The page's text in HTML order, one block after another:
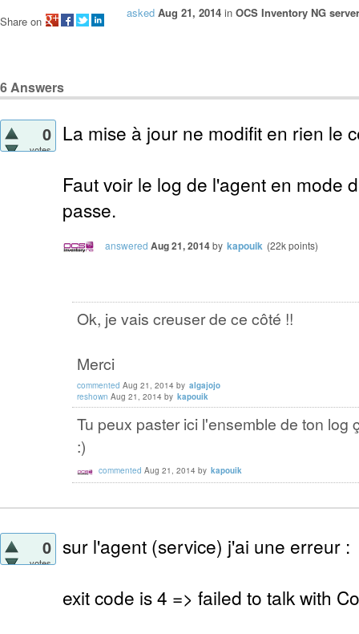
asked Aug 21, 2014 in OCS Inventory NG
Share on
6Answers
0
votes
La mise à jour ne modifit en rien le
Faut voir le log de l'agent en mode
passe.
answered Aug 21, 2014by kapouik (22kpoints)
Ok, je vais creuser de ce côté !!
Merci
commented Aug 21, 2014 by algajojo
reshown Aug 21, 2014 by kapouik
Tu peux paster ici l'ensemble de ton log
:)
commented Aug 21, 2014 by kapouik
0
votes
sur l'agent (service) j'ai une erreur :
exit code is 4 => failed to talk with